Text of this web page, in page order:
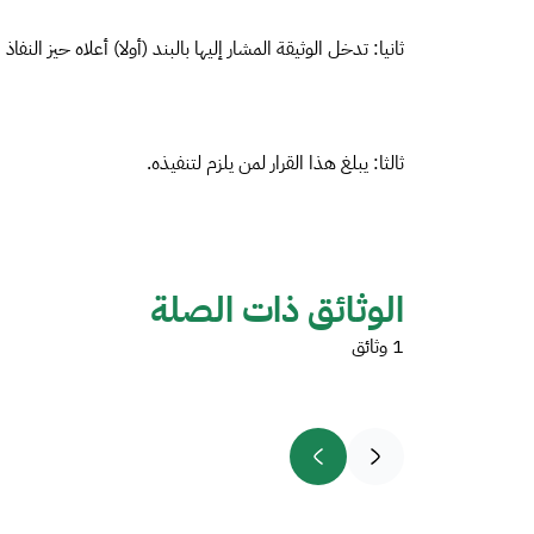
ثانيا: تدخل الوثيقة المشار إليها بالبند (أولا) أعلاه حيز
ثالثا: يبلغ هذا القرار لمن يلزم لتنفيذه.
الوثائق ذات الصلة
1 وثائق